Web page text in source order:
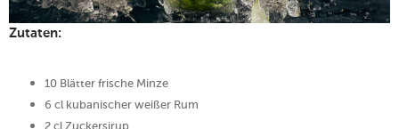
Zutaten:
10 Blätter frische Minze
6 cl kubanischer weißer Rum
2 cl Zuckersirup